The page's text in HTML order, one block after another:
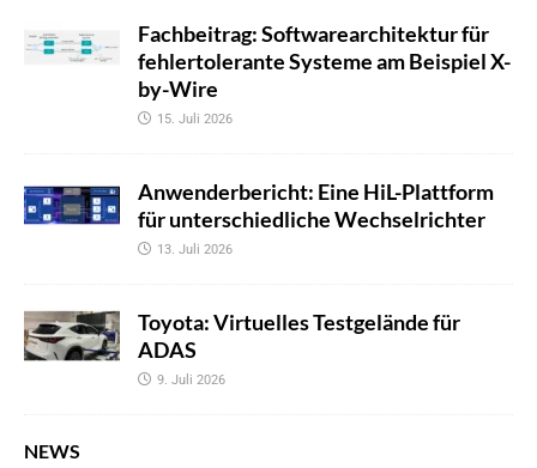
Fachbeitrag: Softwarearchitektur für
fehlertolerante Systeme am Beispiel X-
by-Wire
15. Juli 2026
Anwenderbericht: Eine HiL-Plattform
für unterschiedliche Wechselrichter
13. Juli 2026
Toyota: Virtuelles Testgelände für
ADAS
9. Juli 2026
NEWS